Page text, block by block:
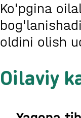
Ko'pgina
oldini olish
Oilaviy